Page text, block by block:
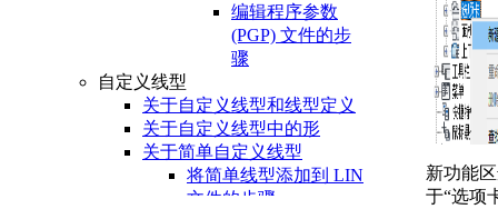
编辑程序参数
(PGP) 文件的步
骤
自定义线型
关于自定义线型和线型定义
关于自定义线型中的形
关于简单自定义线型
将简单线型添加到 LIN
文件的步骤
新功能
于“选项